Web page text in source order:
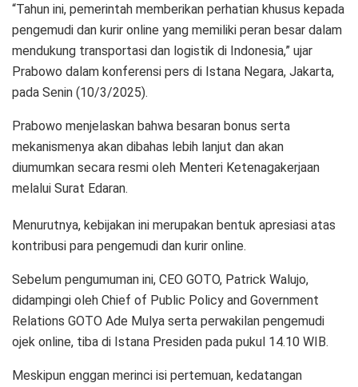
“Tahun ini, pemerintah memberikan perhatian khusus kepada
pengemudi dan kurir online yang memiliki peran besar dalam
mendukung transportasi dan logistik di Indonesia,” ujar
Prabowo dalam konferensi pers di Istana Negara, Jakarta,
pada Senin (10/3/2025).
Prabowo menjelaskan bahwa besaran bonus serta
mekanismenya akan dibahas lebih lanjut dan akan
diumumkan secara resmi oleh Menteri Ketenagakerjaan
melalui Surat Edaran.
Menurutnya, kebijakan ini merupakan bentuk apresiasi atas
kontribusi para pengemudi dan kurir online.
Sebelum pengumuman ini, CEO GOTO, Patrick Walujo,
didampingi oleh Chief of Public Policy and Government
Relations GOTO Ade Mulya serta perwakilan pengemudi
ojek online, tiba di Istana Presiden pada pukul 14.10 WIB.
Meskipun enggan merinci isi pertemuan, kedatangan